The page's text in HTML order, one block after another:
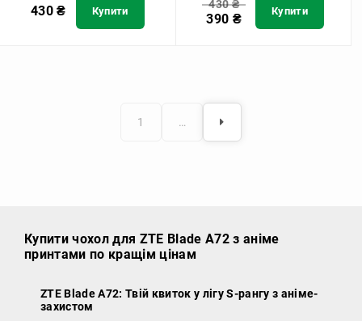
430₴ Купити
430₴
390 ₴ Купити
1 …
Купити чохол для ZTE Blade A72 з аніме
принтами по кращім цінам
ZTE Blade A72: Твій квиток у лігу S-рангу з аніме-
захистом